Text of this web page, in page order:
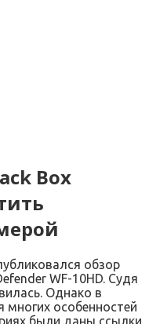
Box
обзор
WF-10HD. Судя
Однако в
многих особенностей
были даны ссылки